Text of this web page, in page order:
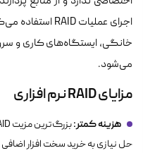
خانگی، ایستگاه‌های کاری و
می‌شود.
مزایای RAID نرم افزاری
هزینه کمتر:
حل نیازی به خرید سخت افزار اضافی